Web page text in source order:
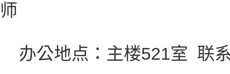
师
办公地点：主楼521室 联